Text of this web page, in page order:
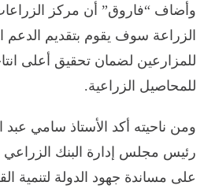
وأضاف “فاروق” أن مركز الزراعات
الزراعة سوف يقوم بتقديم الدعم
للمزارعين لضمان تحقيق أعلى
للمحاصيل الزراعية.
ومن ناحيته أكد الأستاذ سامي عبد
رئيس مجلس إدارة البنك
على مساندة جهود الدولة لتنمية